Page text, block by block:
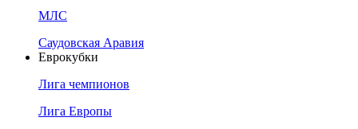
МЛС
Саудовская Аравия
Еврокубки
Лига чемпионов
Лига Европы